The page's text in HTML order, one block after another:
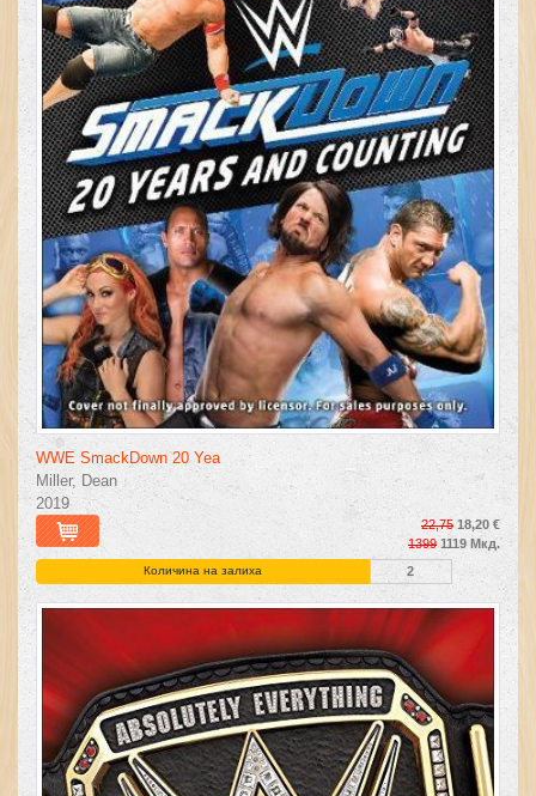
WWE SmackDown 20 Yea
Miller, Dean
2019
22,75 18,20 €
1399 1119 Мкд.
Количина на залиха 2